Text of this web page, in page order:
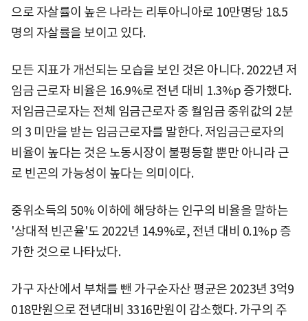
으로 자살률이 높은 나라는 리투아니아로 10만명당 18.5
명의 자살률을 보이고 있다.
모든 지표가 개선되는 모습을 보인 것은 아니다. 2022년 저
임금 근로자 비율은 16.9%로 전년 대비 1.3%p 증가했다.
저임금근로자는 전체 임금근로자 중 월임금 중위값의 2분
의 3 미만을 받는 임금근로자를 말한다. 저임금근로자의
비율이 높다는 것은 노동시장이 불평등할 뿐만 아니라 근
로 빈곤의 가능성이 높다는 의미이다.
중위소득의 50% 이하에 해당하는 인구의 비율을 말하는
'상대적 빈곤율'도 2022년 14.9%로, 전년 대비 0.1%p 증
가한 것으로 나타났다.
가구 자산에서 부채를 뺀 가구순자산 평균은 2023년 3억9
018만원으로 전년대비 3316만원이 감소했다. 가구의 주